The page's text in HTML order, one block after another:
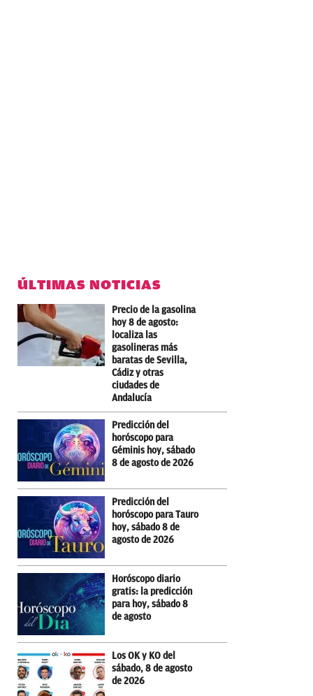
ÚLTIMAS NOTICIAS
Precio de la gasolina
hoy 8 de agosto:
localiza las
gasolineras más
baratas de Sevilla,
Cádiz y otras
ciudades de
Andalucía
Predicción del
horóscopo para
Géminis hoy, sábado
8 de agosto de 2026
Predicción del
horóscopo para Tauro
hoy, sábado 8 de
agosto de 2026
Horóscopo diario
gratis: la predicción
para hoy, sábado 8
de agosto
Los OK y KO del
sábado, 8 de agosto
de 2026